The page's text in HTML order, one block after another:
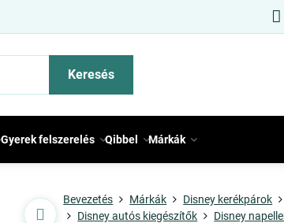
Keresés
Gyerek felszerelés Qibbel Márkák
Bevezetés Márkák Disney kerékpárok
Disney autós kiegészítők
Disney